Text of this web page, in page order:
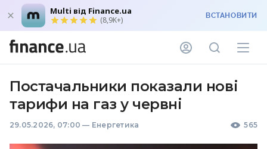
Multi від Finance.ua
(8,9K+) ВСТАНОВИТИ
Постачальники показали нові
тарифи на газ у червні
29.05.2026, 07:00 — Енергетика 565